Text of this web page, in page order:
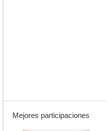
Mejores participaciones